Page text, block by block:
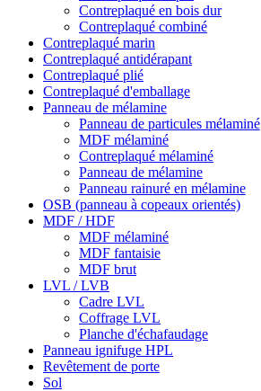
Contreplaqué en bois dur
Contreplaqué combiné
Contreplaqué marin
Contreplaqué antidérapant
Contreplaqué plié
Contreplaqué d'emballage
Panneau de mélamine
Panneau de particules mélaminé
MDF mélaminé
Contreplaqué mélaminé
Panneau de mélamine
Panneau rainuré en mélamine
OSB (panneau à copeaux orientés)
MDF / HDF
MDF mélaminé
MDF fantaisie
MDF brut
LVL / LVB
Cadre LVL
Coffrage LVL
Planche d'échafaudage
Panneau ignifuge HPL
Revêtement de porte
Sol